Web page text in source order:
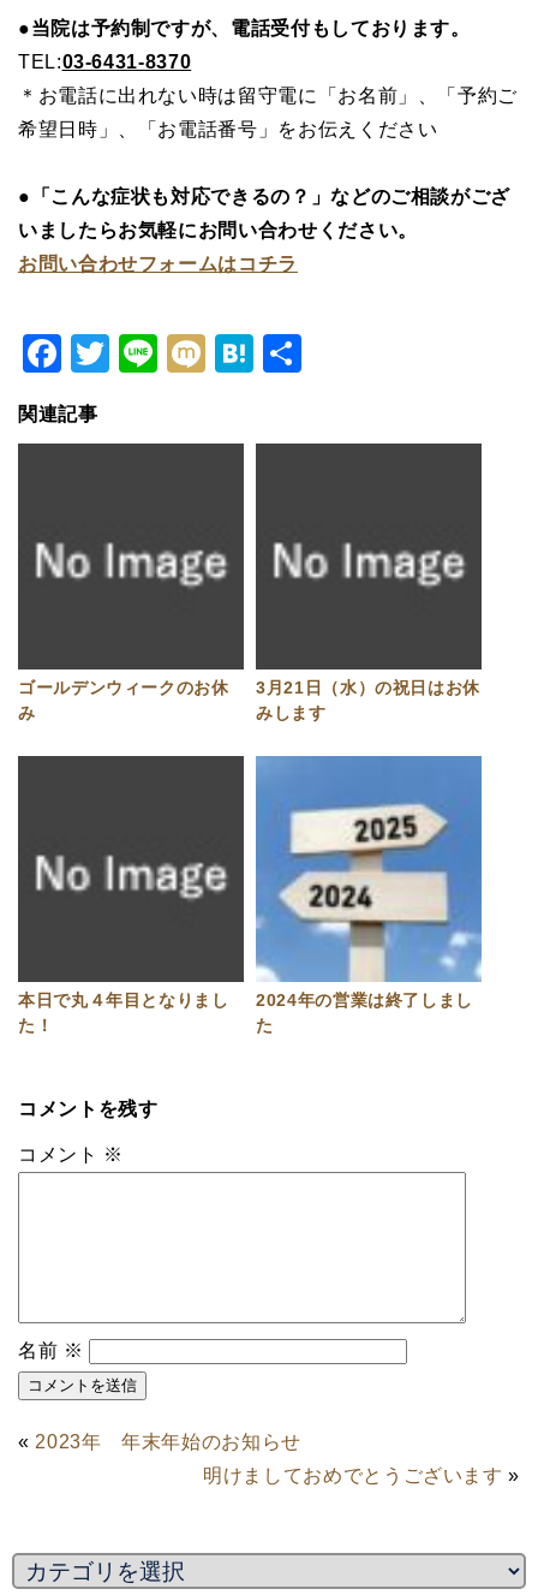
●当院は予約制ですが、電話受付もしております。
TEL:03-6431-8370
＊お電話に出れない時は留守電に「お名前」、「予約ご
希望日時」、「お電話番号」をお伝えください
●「こんな症状も対応できるの？」などのご相談がござ
いましたらお気軽にお問い合わせください。
お問い合わせフォームはコチラ
Facebook
Twitter
LineMixiHatena
関連記事
ゴールデンウィークのお休
み
3月21日（水）の祝日はお休
みします
本日で丸４年目となりまし
た！
2024年の営業は終了しまし
た
コメントを残す
コメント ※
名前 ※
« 2023年 年末年始のお知らせ
明けましておめでとうございます »